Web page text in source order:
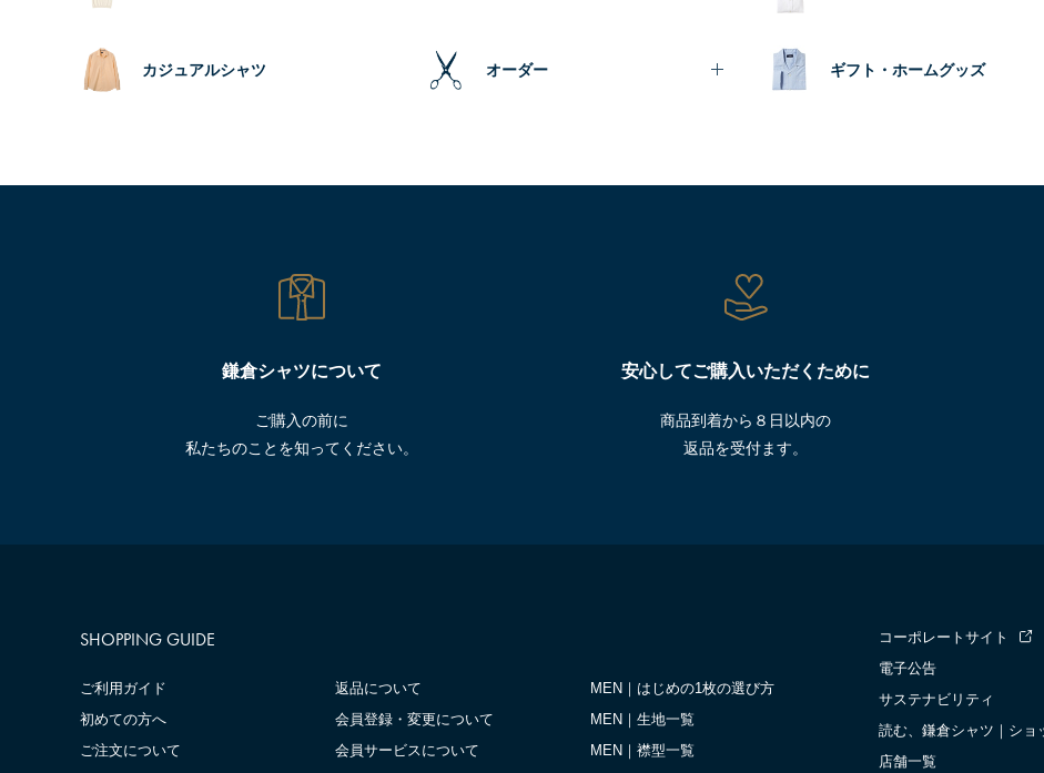
カジュアルシャツ オーダー ギフト・ホームグッズ
鎌倉シャツについて
ご購入の前に
私たちのことを知ってください。
安心してご購入いただくために
商品到着から８日以内の
返品を受付ます。
SHOPPING GUIDE
ご利用ガイド
初めての方へ
ご注文について
返品について
会員登録・変更について
会員サービスについて
MEN｜はじめの1枚の選び方
MEN｜生地一覧
MEN｜襟型一覧
コーポレートサイト
電子公告
サステナビリティ
読む、鎌倉シャツ｜ショ
店舗一覧